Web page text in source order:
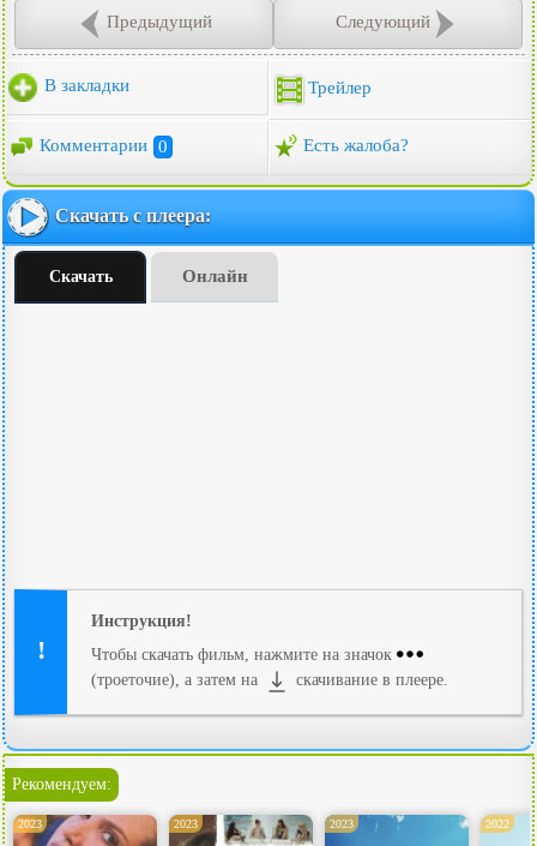
Предыдущий Следующий
В закладки Трейлер
Комментарии 0 Есть жалоба?
Скачать с плеера:
Скачать Онлайн
Инструкция!
Чтобы скачать фильм, нажмите на значок
(троеточие), а затем на
скачивание в плеере.
Рекомендуем:
2023 2023 2023 2022